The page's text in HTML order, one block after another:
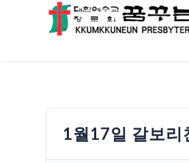
1월17일 갈보리